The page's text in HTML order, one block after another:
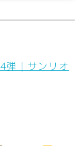
弾｜サンリオ